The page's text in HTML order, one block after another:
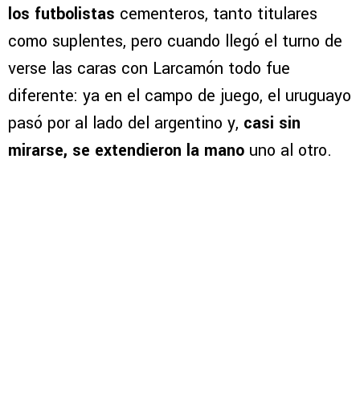
los futbolistas cementeros, tanto titulares
como suplentes, pero cuando llegó el turno de
verse las caras con Larcamón todo fue
diferente: ya en el campo de juego, el uruguayo
pasó por al lado del argentino y, casi sin
mirarse, se extendieron la mano uno al otro.